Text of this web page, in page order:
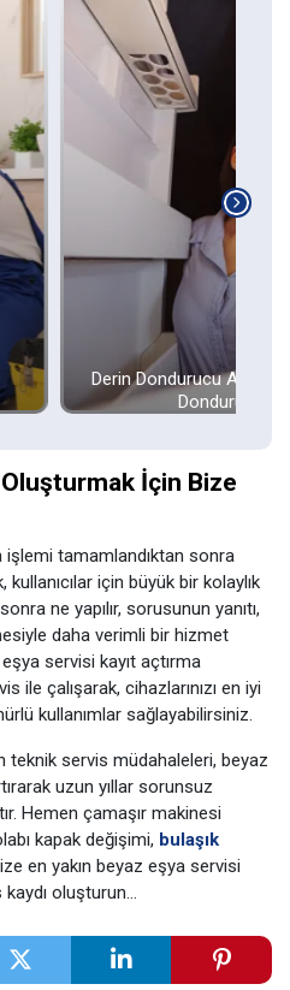
ve Çözümleri – Derin
Çalışmıyor!
İçin Bize
tamamlandıktan sonra
için büyük bir kolaylık
ne yapılır, sorusunun yanıtı,
daha verimli bir hizmet
servisi kayıt açtırma
ile çalışarak, cihazlarınızı en iyi
kullanımlar sağlayabilirsiniz.
teknik servis müdahaleleri, beyaz
uzun yıllar sorunsuz
Hemen çamaşır makinesi
kapak değişimi, bulaşık
en yakın beyaz eşya servisi
kaydı oluşturun…